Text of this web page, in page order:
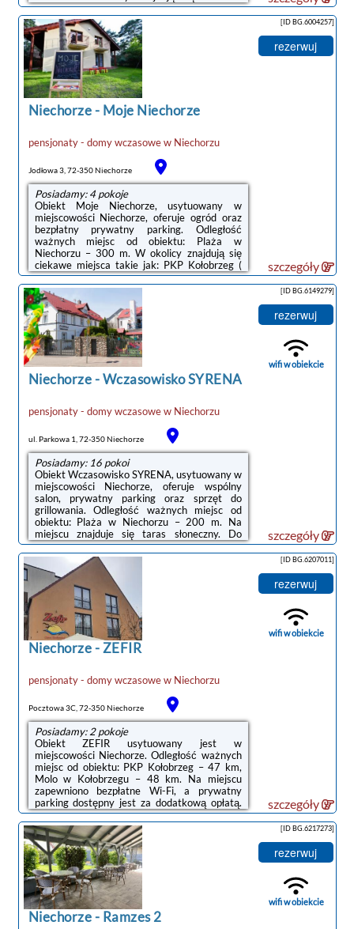
miejsca takie jak: PKP Kołobrzeg ( 47 km),
Molo w Kołobrzegu ( 48 km), Latarnia morska
w Kołobrzegu ( 48 km). Odległość ważnych
miejsc od pensjonatu B&B: Ratusz – 48 km,
Klub golfowy Amber Baltic – 39 km.W
każdym pokoju w obiekcie znajduje się szafa,
telewizor z płaskim ekranem oraz prywatna
łazienka. Pościel i ręczniki są zapewnione. ...
Niechorze- Moje Niechorze
pensjonaty - domy wczasowew Niechorzu
Jodłowa 3, 72-350 Niechorze
Posiadamy: 4 pokoje
Obiekt Moje Niechorze, usytuowany w
miejscowości Niechorze, oferuje ogród oraz
bezpłatny prywatny parking. Odległość
ważnych miejsc od obiektu: Plaża w
Niechorzu – 300 m. W okolicy znajdują się
ciekawe miejsca takie jak: PKP Kołobrzeg (
46 km), Molo w Kołobrzegu ( 47 km), Latarnia
morska w Kołobrzegu ( 47 km). Odległość
ważnych miejsc od pensjonatu B&B: Ratusz –
47 km, Klub golfowy Amber Baltic – 40 km.W
każdej opcji zakwaterowania w obiekcie
zapewniono szafę, telewizor z płaskim
ekranem, prywatną łazienkę, pościel, ręczniki
oraz balkon z widokiem na ogród. Prywatna ...
[ID BG.6004257]
rezerwuj
szczegóły
noclegi Niechorze
Niechorze-Wczasowisko SYRENA
pensjonaty - domy wczasowew Niechorzu
ul. Parkowa 1, 72-350 Niechorze
Posiadamy: 16 pokoi
Obiekt Wczasowisko SYRENA, usytuowany w
miejscowości Niechorze, oferuje wspólny
salon, prywatny parking oraz sprzęt do
grillowania. Odległość ważnych miejsc od
obiektu: Plaża w Niechorzu – 200 m. Na
miejscu znajduje się taras słoneczny. Do
dyspozycji Gości są również pokoje rodzinne.
Dla Gości zapewniono takie udogodnienia, jak
klub dla dzieci i wspólna kuchnia.W każdym
pokoju w obiekcie znajduje się szafa, telewizor
z płaskim ekranem, prywatna łazienka oraz
pościel. We wszystkich pokojach w obiekcie
zapewniono prywatną łazienkę z prysznicem,
a także bezpłatne Wi-Fi. ...
[ID BG.6149279]
rezerwuj
wifi w obiekcie
szczegóły
Niechorze-ZEFIR
pensjonaty - domy wczasowew Niechorzu
Pocztowa 3C, 72-350 Niechorze
Posiadamy: 2 pokoje
Obiekt ZEFIR usytuowany jest w
miejscowości Niechorze. Odległość ważnych
miejsc od obiektu: PKP Kołobrzeg – 47 km,
Molo w Kołobrzegu – 48 km. Na miejscu
zapewniono bezpłatne Wi-Fi, a prywatny
parking dostępny jest za dodatkową opłatą.
Obiekt jest idealnym wyborem dla
niepalących. Odległość ważnych miejsc od
obiektu: Plaża w Niechorzu – 300 m.W
obiekcie zapewniono szafę, prywatną
łazienkę, telewizor z płaskim ekranem, pościel
oraz balkon z {views_inst. W każdym pokoju
w obiekcie znajduje się prywatna łazienka z
prysznicem.Odległość ważnych miejsc od
obiektu: ...
[ID BG.6207011]
rezerwuj
wifi w obiekcie
szczegóły
Niechorze- Ramzes 2
[ID BG.6217273]
rezerwuj
wifi w obiekcie